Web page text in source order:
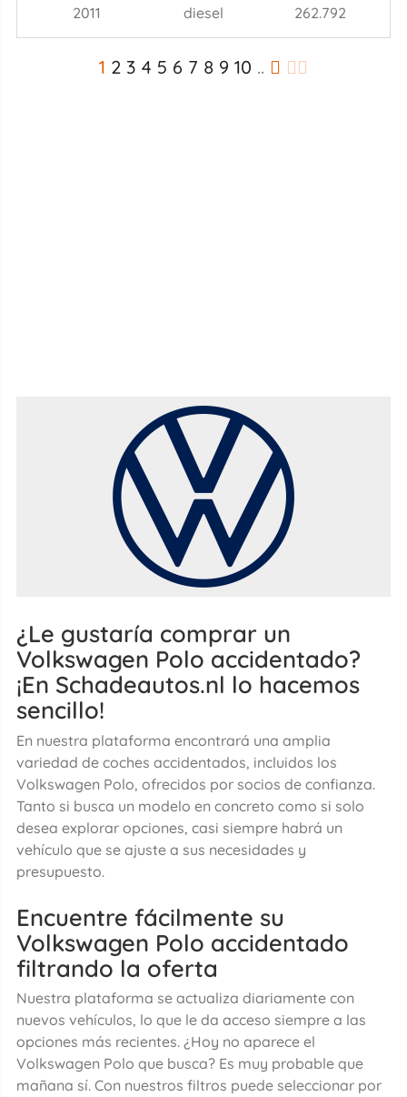
2011 diesel 262.792
1 2 3 4 5 6 7 8 9 10 ..
¿Le gustaría comprar un
Volkswagen Polo accidentado?
¡En Schadeautos.nl lo hacemos
sencillo!
En nuestra plataforma encontrará una amplia
variedad de coches accidentados, incluidos los
Volkswagen Polo, ofrecidos por socios de confianza.
Tanto si busca un modelo en concreto como si solo
desea explorar opciones, casi siempre habrá un
vehículo que se ajuste a sus necesidades y
presupuesto.
Encuentre fácilmente su
Volkswagen Polo accidentado
filtrando la oferta
Nuestra plataforma se actualiza diariamente con
nuevos vehículos, lo que le da acceso siempre a las
opciones más recientes. ¿Hoy no aparece el
Volkswagen Polo que busca? Es muy probable que
mañana sí. Con nuestros filtros puede seleccionar por